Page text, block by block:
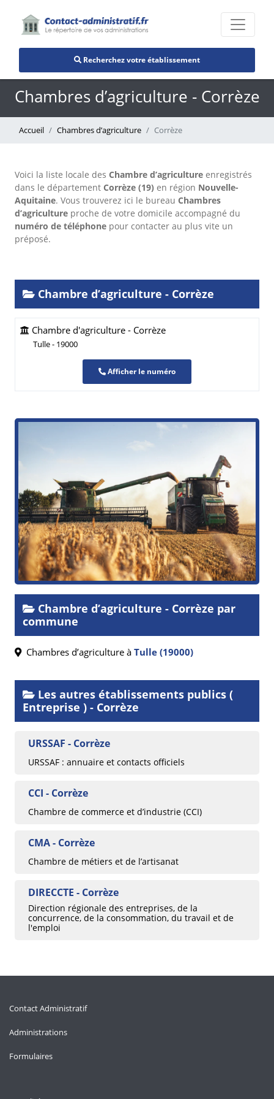
Recherchez votre établissement
Chambres d’agriculture - Corrèze
Accueil Chambres d’agriculture Corrèze
Voici la liste locale des Chambre d’agriculture enregistrés
dans le département Corrèze (19) en région Nouvelle-
Aquitaine. Vous trouverez ici le bureau Chambres
d’agriculture proche de votre domicile accompagné du
numéro de téléphone pour contacter au plus vite un
préposé.
Chambre d’agriculture - Corrèze
Chambre d'agriculture - Corrèze
Tulle - 19000
Afficher le numéro
Chambre d’agriculture - Corrèze par
commune
Chambres d’agriculture à Tulle (19000)
Les autres établissements publics (
Entreprise ) - Corrèze
URSSAF - Corrèze
URSSAF : annuaire et contacts officiels
CCI - Corrèze
Chambre de commerce et d’industrie (CCI)
CMA - Corrèze
Chambre de métiers et de l’artisanat
DIRECCTE - Corrèze
Direction régionale des entreprises, de la
concurrence, de la consommation, du travail et de
l'emploi
Contact Administratif
Administrations
Formulaires